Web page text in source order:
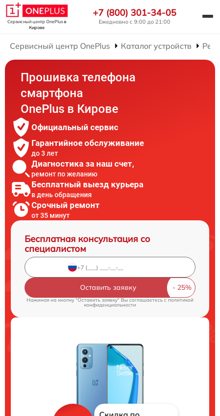
Сервисный центр OnePlusв
Кирове
+7 (800) 301-34-05
Ежедневно с 9:00 до 21:00
Сервисный центр OnePlus Каталог устройств
Прошивка телефона
смартфона
OnePlus в Кирове
Официальный сервис
Гарантийное обслуживание
до 3 лет
Диагностика за наш счет,
ремонт по желанию
Бесплатный выезд курьера
в день обращения
Срочный ремонт
от 35 минут
Бесплатная консультация со
специалистом
Оставить заявку
Нажимая на кнопку "Оставить заявку" Вы соглашаетесь c политикой
конфиденциальности